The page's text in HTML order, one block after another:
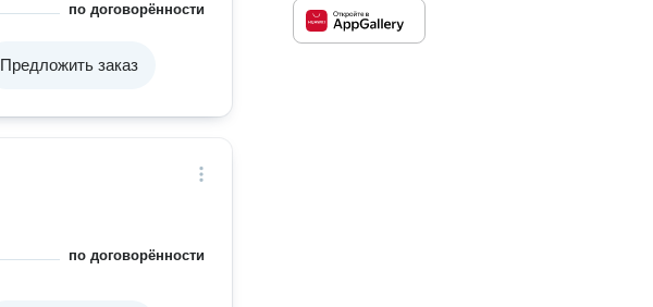
по договорённости
Предложить заказ
по договорённости